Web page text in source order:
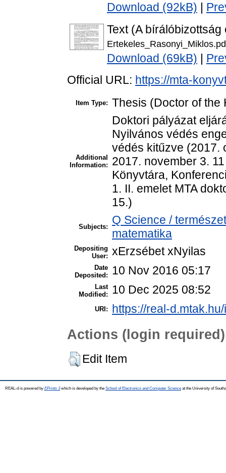
Download (92kB)
Text (A
Download (69kB)
Official URL: https://mta-
Item Type: Thesis (Doctor of the
Additional
Information:
Doktori pályázat
Nyilvános védés
védés kitűzve (2017.
2017. november 3.
Könyvtára,
1. II. emelet MTA
15.)
Subjects:
Q Science /
matematika
Depositing
User: xErzsébet xNyilas
Date
Deposited:
10 Nov 2016 05:17
Last
Modified:
10 Dec 2025 08:52
URI: https://real-
Actions (login required)
Edit Item
REAL-d is powered by EPrints 3which is developed by the School of Electronics and Computer Science at the University of